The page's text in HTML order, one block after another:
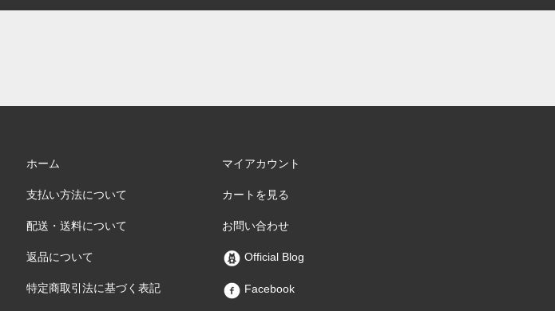
ホーム
支払い方法について
配送・送料について
返品について
特定商取引法に基づく表記
マイアカウント
カートを見る
お問い合わせ
Official Blog
Facebook